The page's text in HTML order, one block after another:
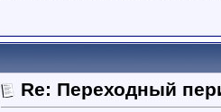
Re: Переходный